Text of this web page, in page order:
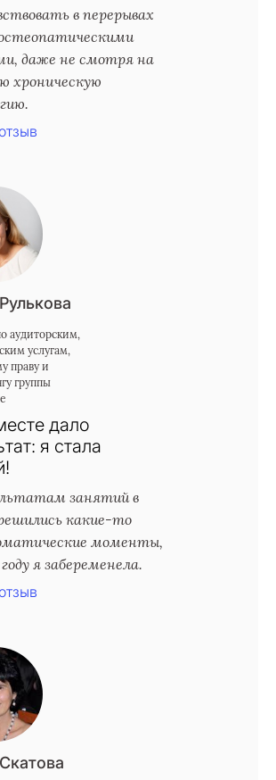
в перерывах
даже не смотря на
хроническую
аудиторским,
услугам,
праву и
группы
дало
я стала
занятий в
какие-то
моменты,
я забеременела.